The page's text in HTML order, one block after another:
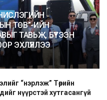
ТӨВ”-ИЙН
ТАВЬЖ, БҮТЭЭН
ЭХЛҮҮЛЛЭЭ
“нэрлэж” Төрийн
нүүрстэй хутгасангүй